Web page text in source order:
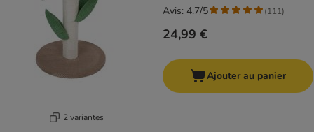
2 variantes
24,99 €
Avis: 4.7/5 (111)
Ajouter au panier